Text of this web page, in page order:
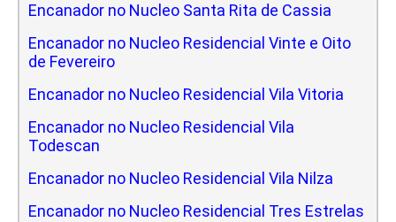
Encanador no Nucleo Santa Rita de Cassia
Encanador no Nucleo Residencial Vinte e Oito
de Fevereiro
Encanador no Nucleo Residencial Vila Vitoria
Encanador no Nucleo Residencial Vila
Todescan
Encanador no Nucleo Residencial Vila Nilza
Encanador no Nucleo Residencial Tres Estrelas